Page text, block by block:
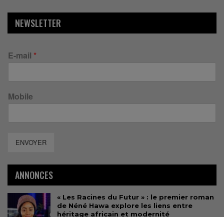
NEWSLETTER
E-mail *
Mobile
ENVOYER
ANNONCES
« Les Racines du Futur » : le premier roman
de Néné Hawa explore les liens entre
héritage africain et modernité